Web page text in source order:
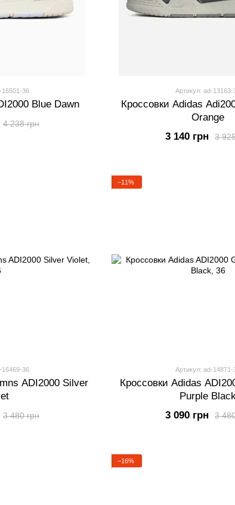
16501-36
Blue Dawn
4 238 грн
Артикул: ad-13163-
Кроссовки Adidas
Orange
3
3 140 грн
16469-36
ADI2000 Silver
3 480 грн
−11%
Артикул: ad-14871-
Кроссовки Adidas
Purple
3
3 090 грн
−16%